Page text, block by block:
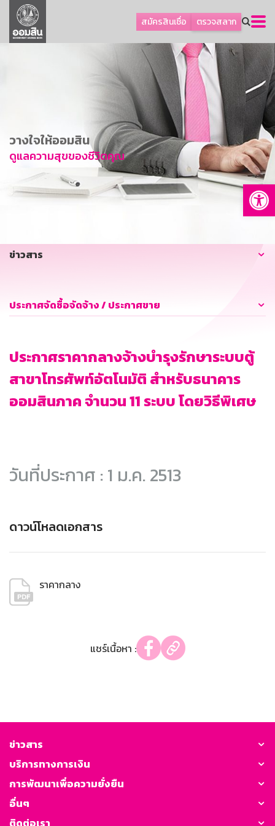
สมัครสินเชื่อ ตรวจสลาก
ลูกค้าธุรกิจ
ลูกค้าผู้ประกอบรายย่อย
การพัฒนาที่ยั่งยืน
ข่าวสาร
บริการทางการเงิน
อื่นๆ
วางใจให้ออมสิน
ดูแลความสุขของชีวิตคุณ
ข่าวสาร
ประกาศจัดซื้อจัดจ้าง / ประกาศขาย
ประกาศราคากลางจ้างบำรุงรักษาระบบตู้
สาขาโทรศัพท์อัตโนมัติ สำหรับธนาคาร
ออมสินภาค จำนวน 11 ระบบ โดยวิธีพิเศษ
วันที่ประกาศ : 1 ม.ค. 2513
ดาวน์โหลดเอกสาร
ราคากลาง
แชร์เนื้อหา :
ข่าวสาร
บริการทางการเงิน
การพัฒนาเพื่อความยั่งยืน
อื่นๆ